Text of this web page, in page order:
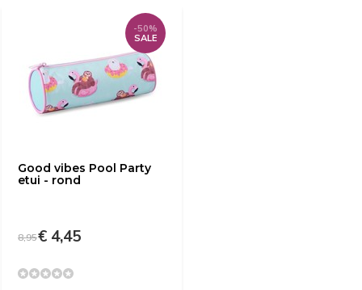
Good vibes Pool Party
etui - rond
-50%
SALE
8,95€ 4,45